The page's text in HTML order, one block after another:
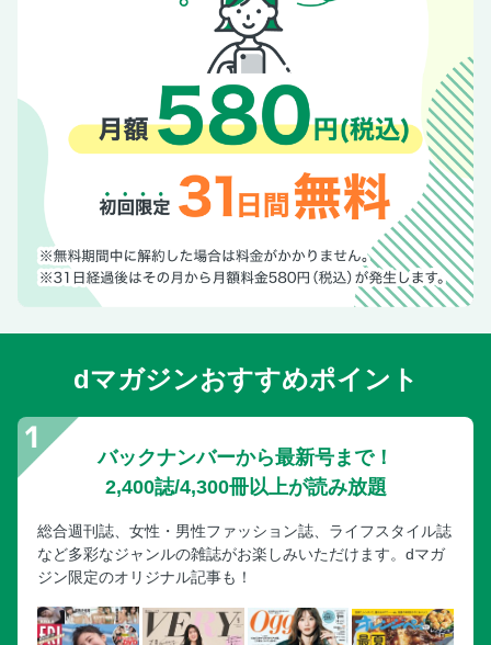
dマガジンおすすめポイント
バックナンバーから最新号まで！
2,400誌/4,300冊以上が読み放題
総合週刊誌、女性・男性ファッション誌、ライフスタイル誌
など多彩なジャンルの雑誌がお楽しみいただけます。dマガ
ジン限定のオリジナル記事も！